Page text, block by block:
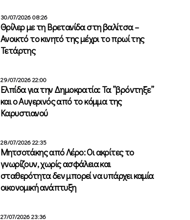
30/07/2026 08:26
Θρίλερ με τη Βρετανίδα στη βαλίτσα –
Ανοικτό το κινητό της μέχρι το πρωί της
Τετάρτης
29/07/2026 22:00
Ελπίδα για την Δημοκρατία: Τα ”βρόντηξε”
και ο Αυγερινός από το κόμμα της
Καρυστιανού
28/07/2026 22:35
Μητσοτάκης από Λέρο: Οι ακρίτες το
γνωρίζουν, χωρίς ασφάλεια και
σταθερότητα δεν μπορεί να υπάρχει καμία
οικονομική ανάπτυξη
27/07/2026 23:36